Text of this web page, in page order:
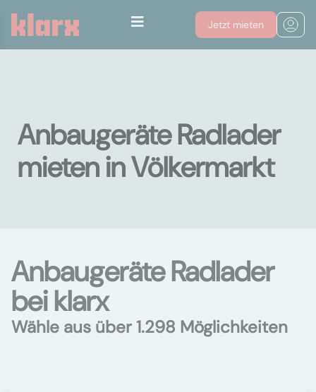
Jetzt mieten
Anbaugeräte Radlader
mieten in Völkermarkt
Anbaugeräte Radlader
bei klarx
Wähle aus über 1.298 Möglichkeiten